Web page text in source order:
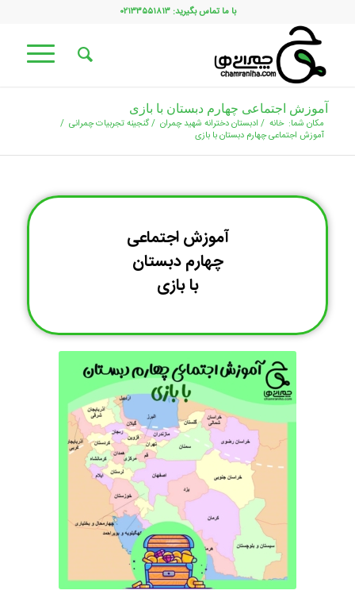
با ما تماس بگیرید: ۰۲۱۳۳۵۵۱۸۱۳
آموزش اجتماعی چهارم دبستان با بازی
مکان شما: خانه / ادبستان دخترانه شهید چمران /گنجینه تجربیات چمرانی /
آموزش اجتماعی چهارم دبستان با بازی
آموزش اجتماعی
چهارم دبستان
با بازی